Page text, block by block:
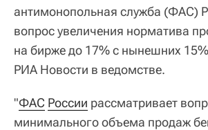
антимонопольная служба (ФАС)
вопрос увеличения норматива
на бирже до 17% с нынешних
РИА Новости в ведомстве.
"ФАС России рассматривает
минимального объема продаж